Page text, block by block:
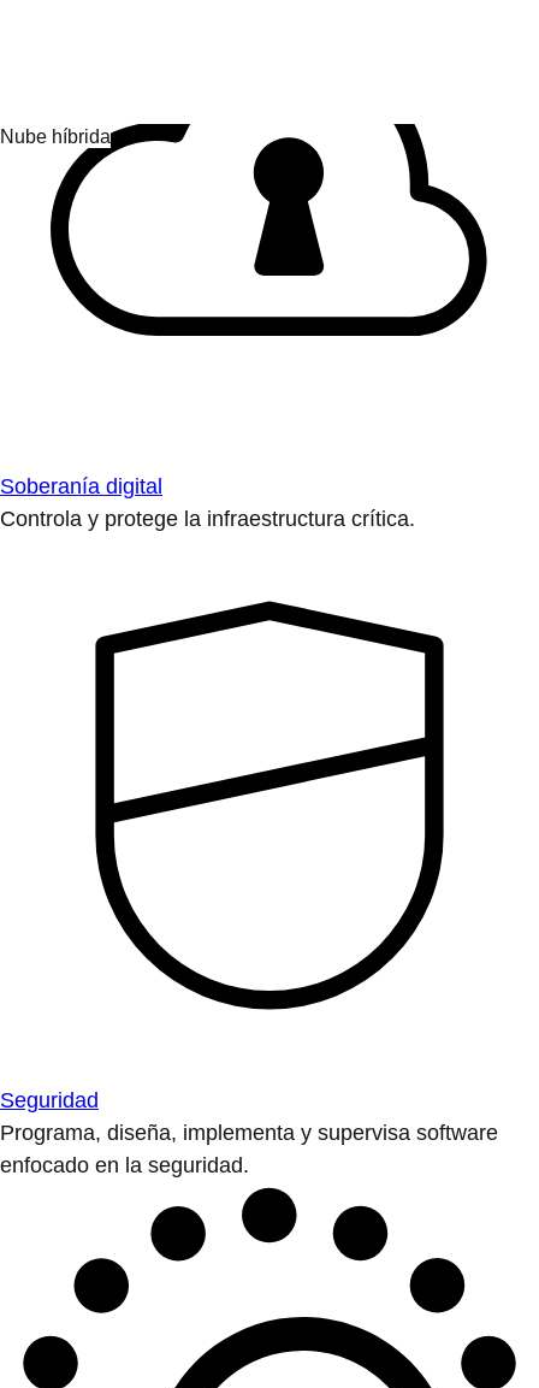
Soberanía digital
Controla y protege la infraestructura crítica.
Seguridad
Programa, diseña, implementa y supervisa software
enfocado en la seguridad.